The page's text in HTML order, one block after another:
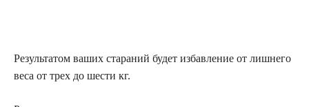
Результатом ваших стараний будет избавление от лишнего
веса от трех до шести кг.